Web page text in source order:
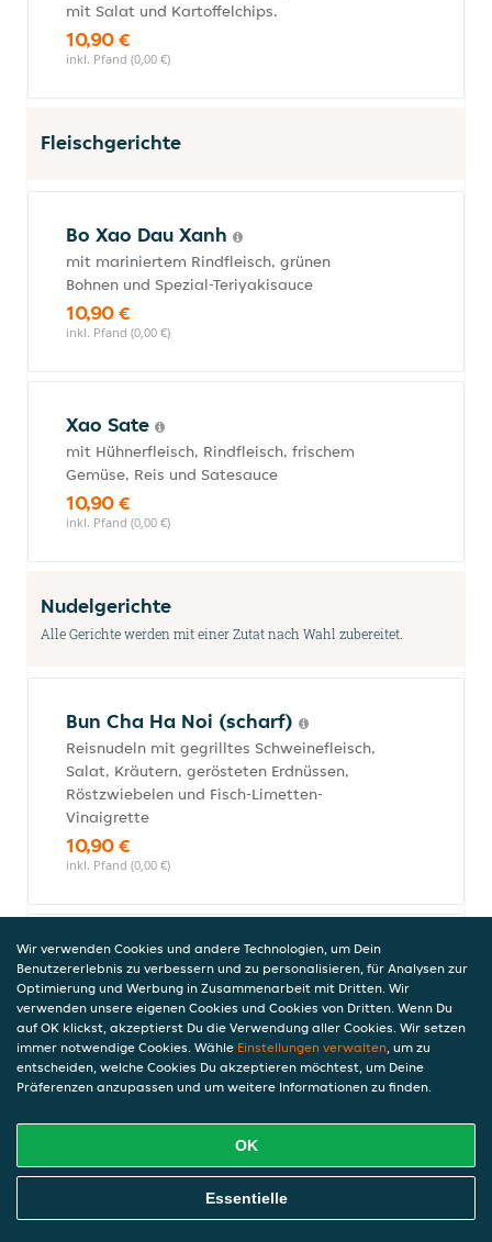
mit Salat und Kartoffelchips.
10,90 €
inkl. Pfand (0,00 €)
Fleischgerichte
Bo Xao Dau Xanh
mit mariniertem Rindfleisch, grünen
Bohnen und Spezial-Teriyakisauce
10,90 €
inkl. Pfand (0,00 €)
Xao Sate
mit Hühnerfleisch, Rindfleisch, frischem
Gemüse, Reis und Satesauce
10,90 €
inkl. Pfand (0,00 €)
Nudelgerichte
Alle Gerichte werden mit einer Zutat nach Wahl zubereitet.
Bun Cha Ha Noi (scharf)
Reisnudeln mit gegrilltes Schweinefleisch,
Salat, Kräutern, gerösteten Erdnüssen,
Röstzwiebelen und Fisch-Limetten-
Vinaigrette
10,90 €
inkl. Pfand (0,00 €)
Pho Xao (Ente Vegan )
Gebratene Reisbandnudeln mit Ente
Vegan
13,90 €
inkl. Pfand (0,00 €)
Reisnudeln mit gebratenem Thunfisch,
Salat, Rucola, Sesam, Unagi, Cocktail
Mayonnaise und Spezial-Teriyakisauce
Online Essen Bestellen
Wir verwenden Cookies und andere Technologien, um Dein
Benutzererlebnis zu verbessern und zu personalisieren, für Analysen zur
Optimierung und Werbung in Zusammenarbeit mit Dritten. Wir
verwenden unsere eigenen Cookies und Cookies von Dritten. Wenn Du
auf OK klickst, akzeptierst Du die Verwendung aller Cookies. Wir setzen
immer notwendige Cookies. Wähle Einstellungen verwalten, um zu
entscheiden, welche Cookies Du akzeptieren möchtest, um Deine
Präferenzen anzupassen und um weitere Informationen zu finden.
OK
Essentielle